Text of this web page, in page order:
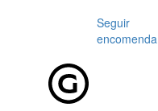
Seguir
encomenda